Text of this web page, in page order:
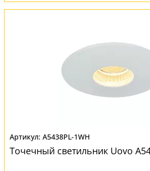
A5438PL-1WH
Точечный светильник Uovo